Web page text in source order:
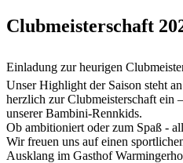
Clubmeisterschaft
Einladung zur heurigen
Unser Highlight der Saison steht
herzlich zur Clubmeisterschaft ein
unserer Bambini-Rennkids.
Ob ambitioniert oder zum Spaß -
Wir freuen uns auf einen
Ausklang im Gasthof